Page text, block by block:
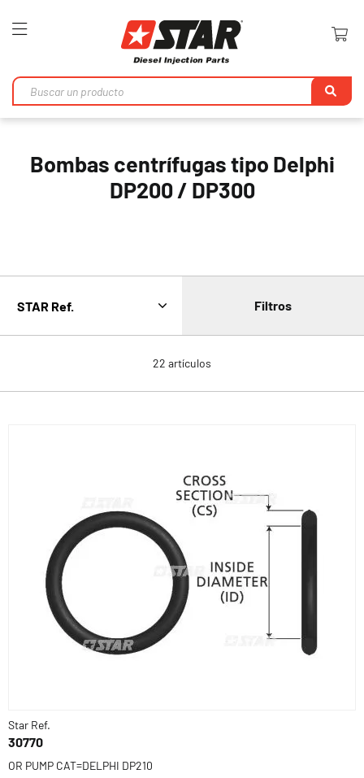
Toggle
en
Bombas centrífugas tipo Delphi
DP200 / DP300
22 artículos
Filtros
Star Ref.
30770
OR PUMP CAT=DELPHI DP210